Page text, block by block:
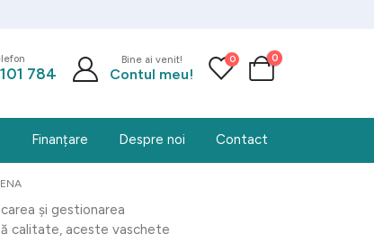
784
Bine ai venit!
Contul meu!
0 0
Finanțare Despre noi Contact
și gestionarea
calitate, aceste vaschete